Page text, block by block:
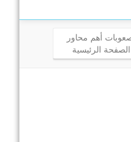
أهم محاور
الصفحة الرئيسية